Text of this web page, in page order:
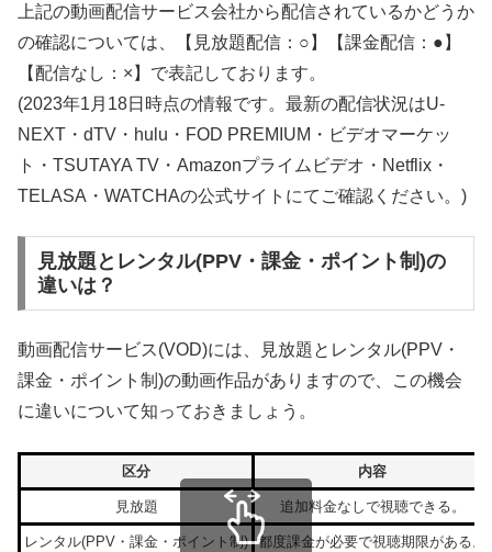
上記の動画配信サービス会社から配信されているかどうか
の確認については、【見放題配信：○】【課金配信：●】
【配信なし：×】で表記しております。
(2023年1月18日時点の情報です。最新の配信状況はU-
NEXT・dTV・hulu・FOD PREMIUM・ビデオマーケッ
ト・TSUTAYA TV・Amazonプライムビデオ・Netflix・
TELASA・WATCHAの公式サイトにてご確認ください。)
見放題とレンタル(PPV・課金・ポイント制)の
違いは？
動画配信サービス(VOD)には、見放題とレンタル(PPV・
課金・ポイント制)の動画作品がありますので、この機会
に違いについて知っておきましょう。
区分 内容
見放題 追加料金なしで視聴できる。
レンタル(PPV・課金・ポイント制) 都度課金が必要で視聴期限がある。